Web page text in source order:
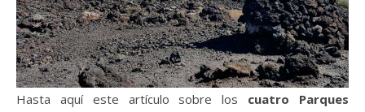
Hasta aquí este artículo sobre los cuatro Parques